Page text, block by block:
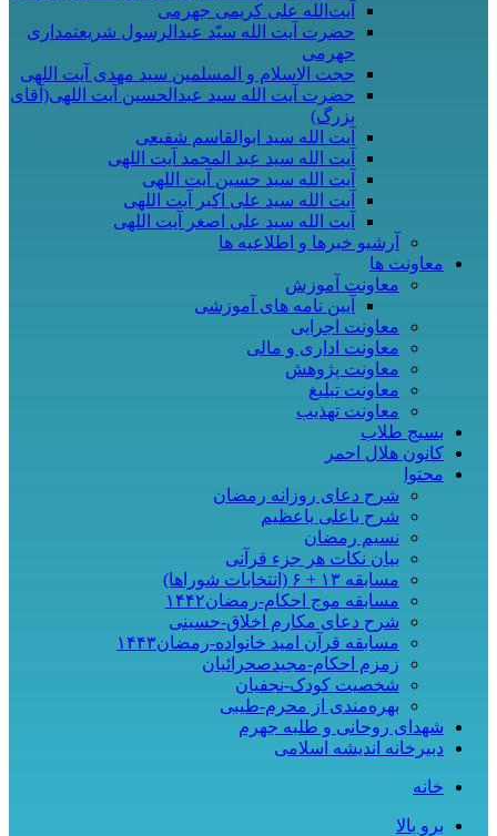
آیت‌الله علی کریمی جهرمی
حضرت آيت الله سیّد عبدالرسول شریعتمداری
جهرمی
حجت الاسلام و المسلمین سید مهدی آیت اللهی
حضرت آیت الله سید عبدالحسین آیت اللهی(آقای
بزرگ)
آیت الله سید ابوالقاسم شفیعی
آیت الله سید عبد المحمد آیت اللهی
آیت الله سید حسین آیت اللهی
آیت الله سید علی اکبر آیت اللهی
آیت الله سید علی اصغر آیت اللهی
آرشیو خبرها و اطلاعیه ها
معاونت ها
معاونت آموزش
آیین نامه های آموزشی
معاونت اجرایی
معاونت اداری و مالی
معاونت پژوهش
معاونت تبلیغ
معاونت تهذیب
بسیج طلاب
کانون هلال احمر
محتوا
شرح دعای روزانه رمضان
شرح یاعلی یاعظیم
نسیم رمضان
بیان نکات هر جزء قرآنی
مسابقه ۱۳ + ۶ (انتخابات شوراها)
مسابقه موج احکام-رمضان۱۴۴۲
شرح دعای مکارم اخلاق-حسینی
مسابقه قرآن امید خانواده-رمضان۱۴۴۳
زمزم احکام-مجیدصحرائیان
شخصیت کودک-نجفیان
بهره‌مندی از محرم-طیبی
شهدای روحانی و طلبه جهرم
دبیرخانه اندیشه اسلامی
خانه
برو بالا